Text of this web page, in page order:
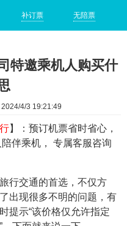
补订票 无陪票
特邀乘机人购买什
4/3 19:21:49
】：预订机票省时省心，
伴乘机， 专属客服咨询
行交通的首选，不仅方
出现很多不明的问题，有
提示“该价格仅允许指定